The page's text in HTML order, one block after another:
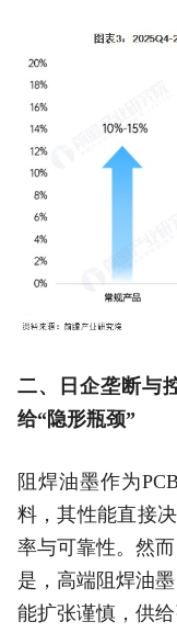
二、日企垄断与
给“隐形瓶颈”
阻焊油墨作为
料，其性能直接
率与可靠性。然
是，高端阻焊油
能扩张谨慎，供